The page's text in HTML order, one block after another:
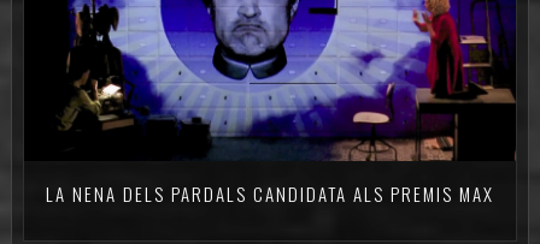
LA NENA DELS PARDALS CANDIDATA ALS PREMIS MAX